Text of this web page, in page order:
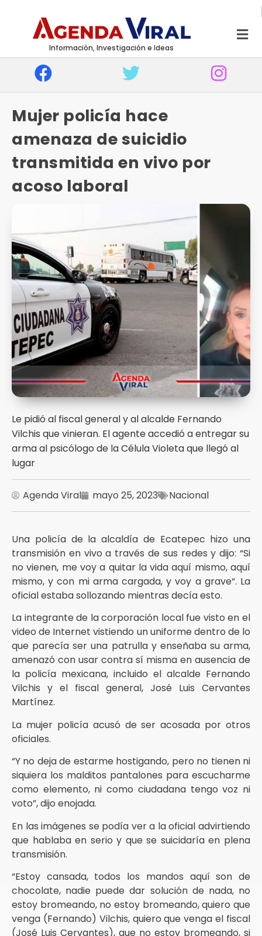
Información, Investigación e Ideas
Mujer policía hace
amenaza de suicidio
transmitida en vivo por
acoso laboral
Le pidió al fiscal general y al alcalde Fernando
Vilchis que vinieran. El agente accedió a entregar su
arma al psicólogo de la Célula Violeta que llegó al
lugar
Agenda Viral mayo 25, 2023 Nacional
Una policía de la alcaldía de Ecatepec hizo una
transmisión en vivo a través de sus redes y dijo: “Si
no vienen, me voy a quitar la vida aquí mismo, aquí
mismo, y con mi arma cargada, y voy a grave“. La
oficial estaba sollozando mientras decía esto.
La integrante de la corporación local fue visto en el
video de Internet vistiendo un uniforme dentro de lo
que parecía ser una patrulla y enseñaba su arma,
amenazó con usar contra sí misma en ausencia de
la policía mexicana, incluido el alcalde Fernando
Vilchis y el fiscal general, José Luis Cervantes
Martínez.
La mujer policía acusó de ser acosada por otros
oficiales.
“Y no deja de estarme hostigando, pero no tienen ni
siquiera los malditos pantalones para escucharme
como elemento, ni como ciudadana tengo voz ni
voto”, dijo enojada.
En las imágenes se podía ver a la oficial advirtiendo
que hablaba en serio y que se suicidaría en plena
transmisión.
“Estoy cansada, todos los mandos aquí son de
chocolate, nadie puede dar solución de nada, no
estoy bromeando, no estoy bromeando, quiero que
venga (Fernando) Vilchis, quiero que venga el fiscal
(José Luis Cervantes), que no estoy bromeando, si